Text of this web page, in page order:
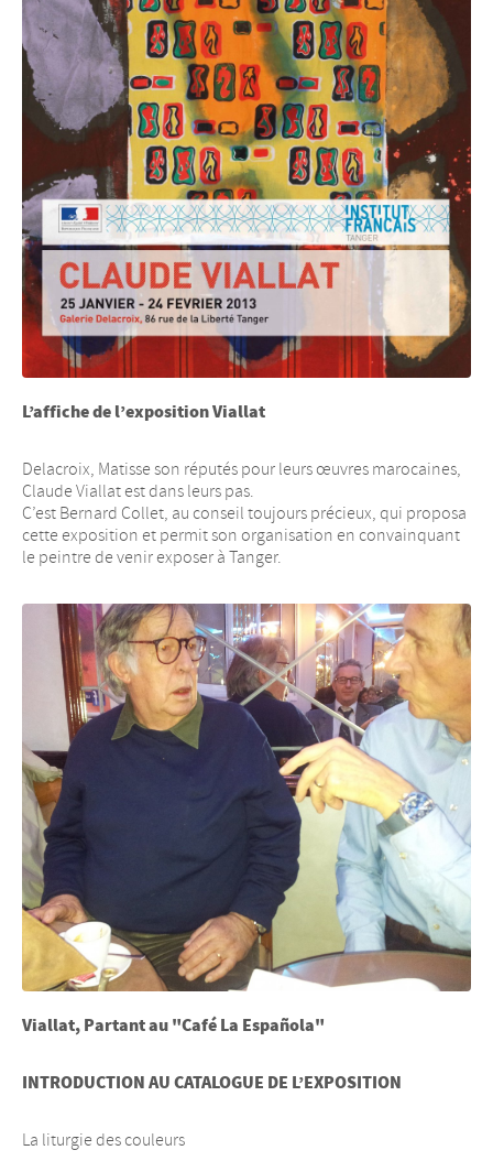
L’affiche de l’exposition Viallat
Delacroix, Matisse son réputés pour leurs œuvres marocaines,
Claude Viallat est dans leurs pas.
C’est Bernard Collet, au conseil toujours précieux, qui proposa
cette exposition et permit son organisation en convainquant
le peintre de venir exposer à Tanger.
Viallat, Partant au "Café La Española"
INTRODUCTION AU CATALOGUE DE L’EXPOSITION
La liturgie des couleurs